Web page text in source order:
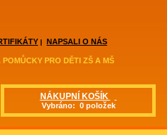
PRO DĚTI ZŠ A MŠ
| NAPSALI O NÁS
NÁKUPNÍ KOŠÍK
Vybráno: 0 položek